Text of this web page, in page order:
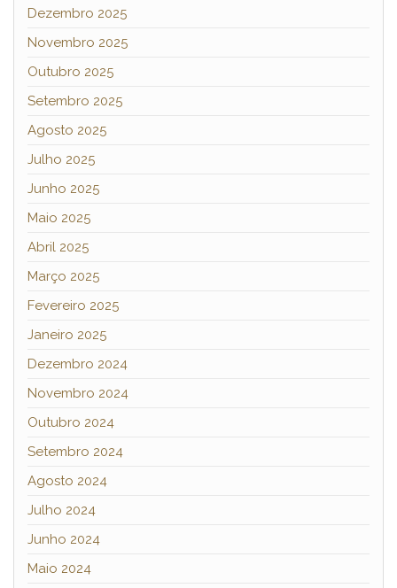
Dezembro 2025
Novembro 2025
Outubro 2025
Setembro 2025
Agosto 2025
Julho 2025
Junho 2025
Maio 2025
Abril 2025
Março 2025
Fevereiro 2025
Janeiro 2025
Dezembro 2024
Novembro 2024
Outubro 2024
Setembro 2024
Agosto 2024
Julho 2024
Junho 2024
Maio 2024